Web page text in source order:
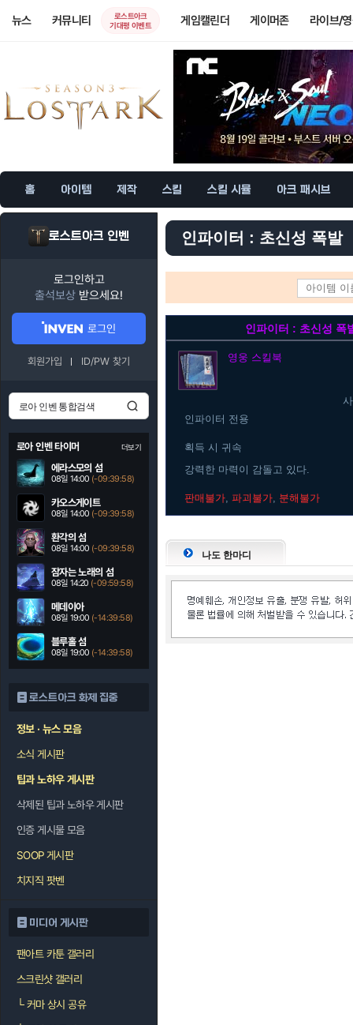
뉴스 커뮤니티
로스트아크
기대평 이벤트
게임캘린더 게이머존 라이브/
홈 아이템 제작 스킬 스킬 시뮬 아크 패시브
로스트아크 인벤
로그인하고
출석보상 받으세요!
로그인
회원가입 ID/PW 찾기
로아 인벤 타이머 더보기
에라스모의 섬
08일 14:00 (-09:39:57)
카오스게이트
08일 14:00 (-09:39:57)
환각의 섬
08일 14:00 (-09:39:57)
잠자는 노래의 섬
08일 14:20 (-09:59:57)
메데이아
08일 19:00 (-14:39:57)
블루홀 섬
08일 19:00 (-14:39:57)
로스트아크 화제 집중
정보 · 뉴스 모음
소식 게시판
팁과 노하우 게시판
삭제된 팁과 노하우 게시판
인증 게시물 모음
SOOP 게시판
치지직 팟벤
미디어 게시판
팬아트 카툰 갤러리
스크린샷 갤러리
└커마 상시 공유
인파이터 : 초신성 폭발
인파이터 : 초신성 폭
영웅 스킬북
인파이터 전용
획득 시 귀속
강력한 마력이 감돌고 있다.
판매불가, 파괴불가, 분해불가
나도 한마디